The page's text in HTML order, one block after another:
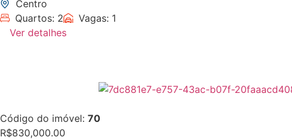
Centro
Quartos: 2
Vagas: 1
Ver detalhes
Código do imóvel: 70
R$830,000.00